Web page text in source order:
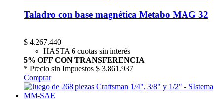
Taladro con base magnética Metabo MAG 32
$ 4.267.440
HASTA 6 cuotas sin interés
5% OFF CON TRANSFERENCIA
* Precio sin Impuestos $ 3.861.937
Comprar